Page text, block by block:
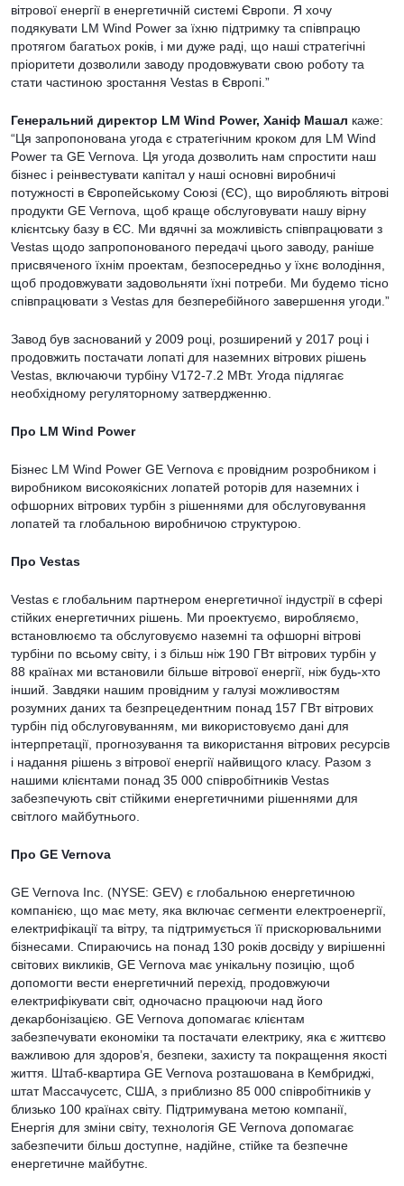
вітрової енергії в енергетичній системі Європи. Я хочу
подякувати LM Wind Power за їхню підтримку та співпрацю
протягом багатьох років, і ми дуже раді, що наші стратегічні
пріоритети дозволили заводу продовжувати свою роботу та
стати частиною зростання Vestas в Європі.”
Генеральний директор LM Wind Power, Ханіф Машал каже:
“Ця запропонована угода є стратегічним кроком для LM Wind
Power та GE Vernova. Ця угода дозволить нам спростити наш
бізнес і реінвестувати капітал у наші основні виробничі
потужності в Європейському Союзі (ЄС), що виробляють вітрові
продукти GE Vernova, щоб краще обслуговувати нашу вірну
клієнтську базу в ЄС. Ми вдячні за можливість співпрацювати з
Vestas щодо запропонованого передачі цього заводу, раніше
присвяченого їхнім проектам, безпосередньо у їхнє володіння,
щоб продовжувати задовольняти їхні потреби. Ми будемо тісно
співпрацювати з Vestas для безперебійного завершення угоди.”
Завод був заснований у 2009 році, розширений у 2017 році і
продовжить постачати лопаті для наземних вітрових рішень
Vestas, включаючи турбіну V172-7.2 МВт. Угода підлягає
необхідному регуляторному затвердженню.
Про LM Wind Power
Бізнес LM Wind Power GE Vernova є провідним розробником і
виробником високоякісних лопатей роторів для наземних і
офшорних вітрових турбін з рішеннями для обслуговування
лопатей та глобальною виробничою структурою.
Про Vestas
Vestas є глобальним партнером енергетичної індустрії в сфері
стійких енергетичних рішень. Ми проектуємо, виробляємо,
встановлюємо та обслуговуємо наземні та офшорні вітрові
турбіни по всьому світу, і з більш ніж 190 ГВт вітрових турбін у
88 країнах ми встановили більше вітрової енергії, ніж будь-хто
інший. Завдяки нашим провідним у галузі можливостям
розумних даних та безпрецедентним понад 157 ГВт вітрових
турбін під обслуговуванням, ми використовуємо дані для
інтерпретації, прогнозування та використання вітрових ресурсів
і надання рішень з вітрової енергії найвищого класу. Разом з
нашими клієнтами понад 35 000 співробітників Vestas
забезпечують світ стійкими енергетичними рішеннями для
світлого майбутнього.
Про GE Vernova
GE Vernova Inc. (NYSE: GEV) є глобальною енергетичною
компанією, що має мету, яка включає сегменти електроенергії,
електрифікації та вітру, та підтримується її прискорювальними
бізнесами. Спираючись на понад 130 років досвіду у вирішенні
світових викликів, GE Vernova має унікальну позицію, щоб
допомогти вести енергетичний перехід, продовжуючи
електрифікувати світ, одночасно працюючи над його
декарбонізацією. GE Vernova допомагає клієнтам
забезпечувати економіки та постачати електрику, яка є життєво
важливою для здоров’я, безпеки, захисту та покращення якості
життя. Штаб-квартира GE Vernova розташована в Кембриджі,
штат Массачусетс, США, з приблизно 85 000 співробітників у
близько 100 країнах світу. Підтримувана метою компанії,
Енергія для зміни світу, технологія GE Vernova допомагає
забезпечити більш доступне, надійне, стійке та безпечне
енергетичне майбутнє.